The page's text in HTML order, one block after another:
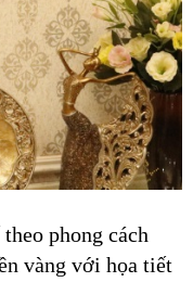
phong cách
vàng với họa tiết